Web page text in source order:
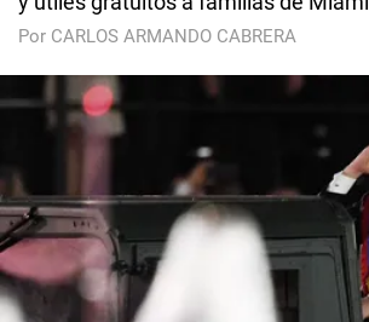
Por CARLOS ARMANDO CABRERA